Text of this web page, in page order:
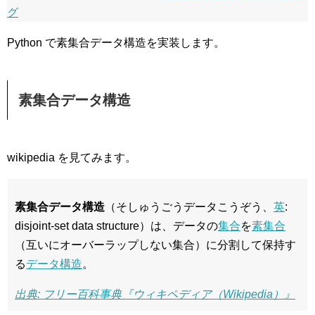
グ
Python で素集合データ構造を実装します。
素集合データ構造
wikipedia を見てみます。
素集合データ構造 （そしゅうごうデータこうぞう、 英:
disjoint-set data structure）は、データの集合を素集合
（互いにオーバーラップしない集合）に分割して保持す
るデータ構造。
出典: フリー百科事典『ウィキペディア（Wikipedia）』